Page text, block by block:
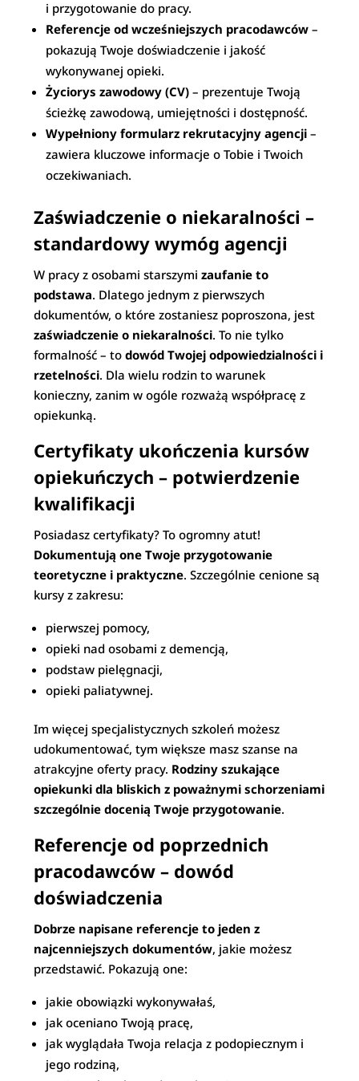
i przygotowanie do pracy.
Referencje od wcześniejszych pracodawców –
pokazują Twoje doświadczenie i jakość
wykonywanej opieki.
Życiorys zawodowy (CV) – prezentuje Twoją
ścieżkę zawodową, umiejętności i dostępność.
Wypełniony formularz rekrutacyjny agencji –
zawiera kluczowe informacje o Tobie i Twoich
oczekiwaniach.
Zaświadczenie o niekaralności –
standardowy wymóg agencji
W pracy z osobami starszymizaufanie to
podstawa. Dlatego jednym z pierwszych
dokumentów, o które zostaniesz poproszona, jest
zaświadczenie o niekaralności. To nie tylko
formalność – todowód Twojej odpowiedzialności i
rzetelności. Dla wielu rodzin to warunek
konieczny, zanim w ogóle rozważą współpracę z
opiekunką.
Certyfikaty ukończenia kursów
opiekuńczych – potwierdzenie
kwalifikacji
Posiadasz certyfikaty? To ogromny atut!
Dokumentują one Twoje przygotowanie
teoretyczne i praktyczne. Szczególnie cenione są
kursy z zakresu:
pierwszej pomocy,
opieki nad osobami z demencją,
podstaw pielęgnacji,
opieki paliatywnej.
Im więcej specjalistycznych szkoleń możesz
udokumentować, tym większe masz szanse na
atrakcyjne oferty pracy. Rodziny szukające
opiekunki dla bliskich z poważnymi schorzeniami
szczególnie docenią Twoje przygotowanie.
Referencje od poprzednich
pracodawców – dowód
doświadczenia
Dobrze napisane referencje to jeden z
najcenniejszych dokumentów, jakie możesz
przedstawić. Pokazują one:
jakie obowiązki wykonywałaś,
jak oceniano Twoją pracę,
jak wyglądała Twoja relacja z podopiecznym i
jego rodziną,